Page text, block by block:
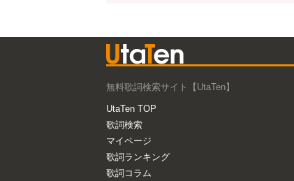
無料歌詞検索サイト【UtaTen】
UtaTen TOP
歌詞検索
マイページ
歌詞ランキング
歌詞コラム